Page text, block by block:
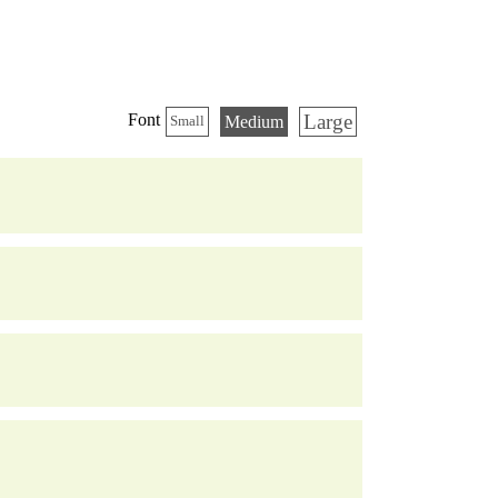
Font Small Medium Large